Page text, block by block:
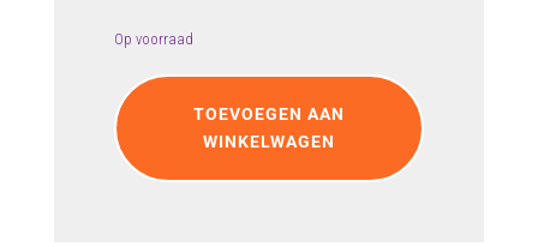
Op voorraad
Ketting
met
vier
rondjes
aantal
TOEVOEGEN AAN
WINKELWAGEN